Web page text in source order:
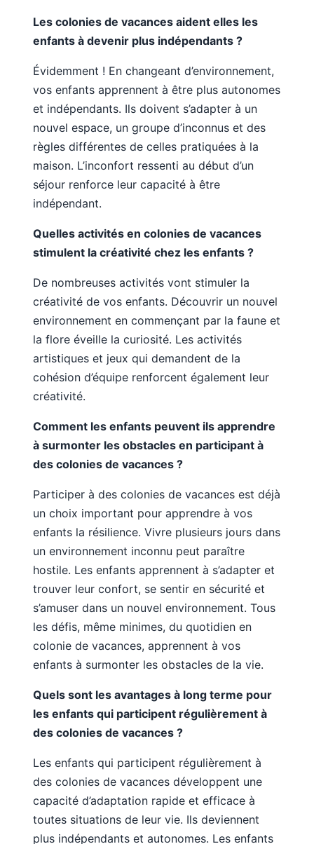
Les colonies de vacances aident elles les
enfants à devenir plus indépendants ?
Évidemment ! En changeant d’environnement,
vos enfants apprennent à être plus autonomes
et indépendants. Ils doivent s’adapter à un
nouvel espace, un groupe d’inconnus et des
règles différentes de celles pratiquées à la
maison. L’inconfort ressenti au début d’un
séjour renforce leur capacité à être
indépendant.
Quelles activités en colonies de vacances
stimulent la créativité chez les enfants ?
De nombreuses activités vont stimuler la
créativité de vos enfants. Découvrir un nouvel
environnement en commençant par la faune et
la flore éveille la curiosité. Les activités
artistiques et jeux qui demandent de la
cohésion d’équipe renforcent également leur
créativité.
Comment les enfants peuvent ils apprendre
à surmonter les obstacles en participant à
des colonies de vacances ?
Participer à des colonies de vacances est déjà
un choix important pour apprendre à vos
enfants la résilience. Vivre plusieurs jours dans
un environnement inconnu peut paraître
hostile. Les enfants apprennent à s’adapter et
trouver leur confort, se sentir en sécurité et
s’amuser dans un nouvel environnement. Tous
les défis, même minimes, du quotidien en
colonie de vacances, apprennent à vos
enfants à surmonter les obstacles de la vie.
Quels sont les avantages à long terme pour
les enfants qui participent régulièrement à
des colonies de vacances ?
Les enfants qui participent régulièrement à
des colonies de vacances développent une
capacité d’adaptation rapide et efficace à
toutes situations de leur vie. Ils deviennent
plus indépendants et autonomes. Les enfants